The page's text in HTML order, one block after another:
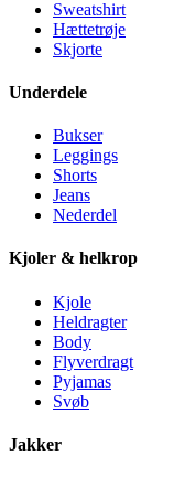
Sweatshirt
Hættetrøje
Skjorte
Underdele
Bukser
Leggings
Shorts
Jeans
Nederdel
Kjoler & helkrop
Kjole
Heldragter
Body
Flyverdragt
Pyjamas
Svøb
Jakker